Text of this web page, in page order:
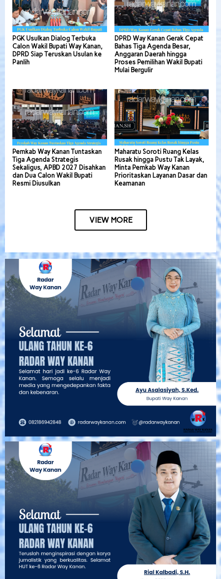
PGK Usulkan Dialog Terbuka
Calon Wakil Bupati Way Kanan,
DPRD Siap Teruskan Usulan ke
Panlih
DPRD Way Kanan Gerak Cepat
Bahas Tiga Agenda Besar,
Anggaran Daerah hingga
Proses Pemilihan Wakil Bupati
Mulai Bergulir
Pemkab Way Kanan Tuntaskan
Tiga Agenda Strategis
Sekaligus, APBD 2027 Disahkan
dan Dua Calon Wakil Bupati
Resmi Diusulkan
Maharatu Soroti Ruang Kelas
Rusak hingga Pustu Tak Layak,
Minta Pemkab Way Kanan
Prioritaskan Layanan Dasar dan
Keamanan
VIEW MORE